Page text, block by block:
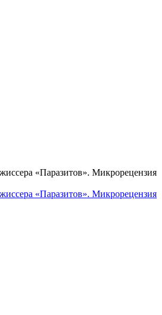
«Паразитов». Микрорецензия
«Паразитов». Микрорецензия